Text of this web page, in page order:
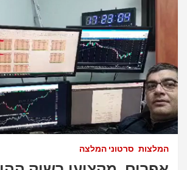
המלצות סרטוני המלצה